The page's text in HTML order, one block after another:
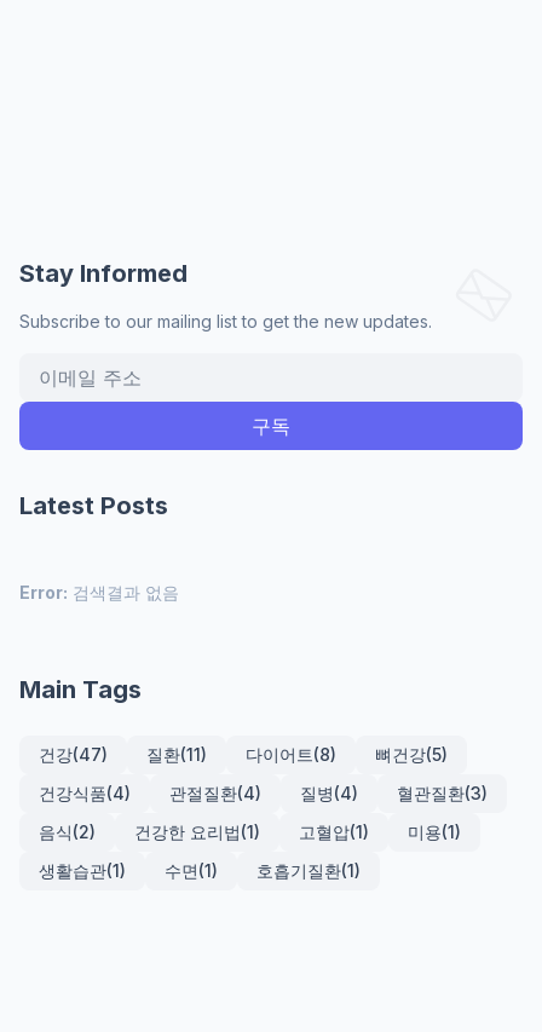
Stay Informed
Subscribe to our mailing list to get the new updates.
Latest Posts
Error: 검색결과 없음
Main Tags
건강(47) 질환(11) 다이어트(8) 뼈건강(5)
건강식품(4) 관절질환(4) 질병(4) 혈관질환(3)
음식(2) 건강한 요리법(1) 고혈압(1) 미용(1)
생활습관(1) 수면(1) 호흡기질환(1)